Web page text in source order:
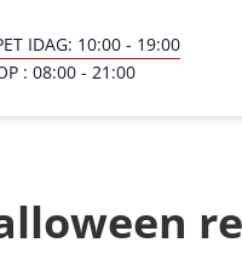
IDAG: 10:00 - 19:00
: 08:00 - 21:00